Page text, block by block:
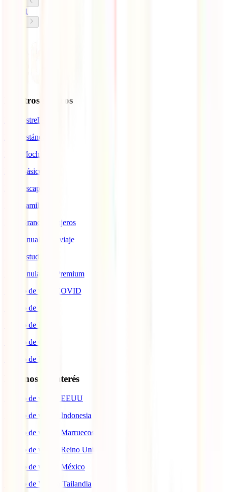
1
Nuestros seguros
IATI Estrella
IATI Estándar
IATI Mochilero
IATI Básico
IATI Escapadas
IATI Familia
IATI Grandes Viajeros
IATI Anual Multiviaje
IATI Estudios
IATI Anulación Premium
Seguro de viaje COVID
Seguro de Salud
Seguro de Hogar
Seguro de Coche
Seguro de Moto
Destinos de interés
Seguro de viaje a EEUU
Seguro de viaje a Indonesia
Seguro de viaje a Marruecos
Seguro de viaje a Reino Unido
Seguro de viaje a México
Seguro de Viaje a Tailandia